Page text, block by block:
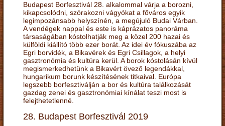
Budapest Borfesztivál 28. alkalommal várja a borozni,
kikapcsolódni, szórakozni vágyókat a főváros egyik
legimpozánsabb helyszínén, a megújuló Budai Várban.
A vendégek nappal és este is káprázatos panoráma
társaságában kóstolhatják meg a közel 200 hazai és
külföldi kiállító több ezer borát. Az idei év fókuszába az
Egri borvidék, a Bikavérek és Egri Csillagok, a helyi
gasztronómia és kultúra kerül. A borok kóstolásán kívül
megismerkedhetünk a Bikavért övező legendákkal,
hungarikum borunk készítésének titkaival. Európa
legszebb borfesztiválján a bor és kultúra találkozását
gazdag zenei és gasztronómiai kínálat teszi most is
felejthetetlenné.
28. Budapest Borfesztivál 2019